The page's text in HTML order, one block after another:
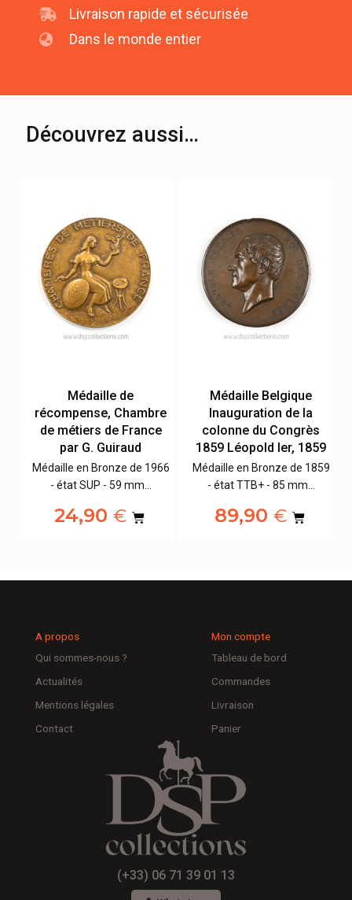
Livraison rapide et sécurisée
Dans le monde entier
Découvrez aussi…
Médaille de
récompense, Chambre
de métiers de France
par G. Guiraud
Médaille en Bronze de 1966
- état SUP - 59 mm…
24,90€
Médaille Belgique
Inauguration de la
colonne du Congrès
1859 Léopold Ier, 1859
Médaille en Bronze de 1859
- état TTB+ - 85 mm…
89,90€
A propos
Qui sommes-nous ?
Actualités
Mentions légales
Contact
Mon compte
Tableau de bord
Commandes
Livraison
Panier
(+33) 06 71 39 01 13